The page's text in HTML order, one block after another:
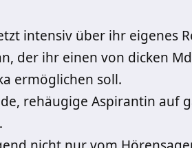
intensiv über ihr eigenes
der ihr einen von dicken
ermöglichen soll.
rehäugige Aspirantin auf